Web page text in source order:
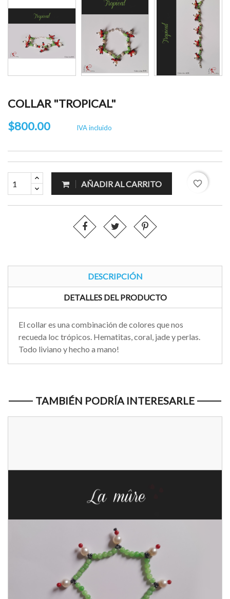
COLLAR "TROPICAL"
$800.00
IVA incluido
AÑADIR AL CARRITO favorite_border
DESCRIPCIÓN
DETALLES DEL PRODUCTO
El collar es una combinación de colores que nos
recueda loc trópicos. Hematitas, coral, jade y perlas.
Todo liviano y hecho a mano!
TAMBIÉN PODRÍA INTERESARLE